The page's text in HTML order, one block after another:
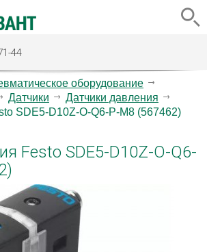
44
оборудование
Датчики
Датчики давления
SDE5-D10Z-O-Q6-P-M8 (567462)
Festo SDE5-D10Z-O-Q6-